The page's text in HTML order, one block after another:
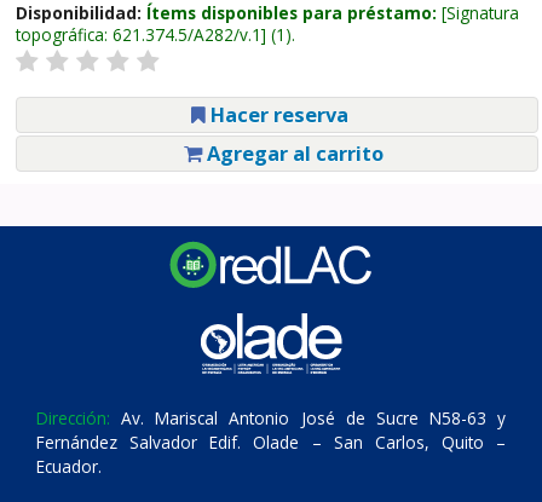
Disponibilidad: Ítems disponibles para préstamo: Signatura
topográfica: 621.374.5/A282/v.1 (1).
Hacer reserva
Agregar al carrito
Dirección: Av. Mariscal Antonio José de Sucre N58-63 y
Fernández Salvador Edif. Olade – San Carlos, Quito –
Ecuador.